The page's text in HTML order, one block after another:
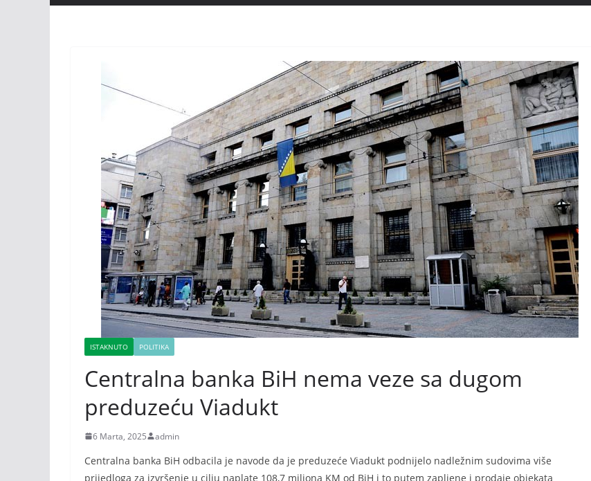
ISTAKNUTO POLITIKA
Centralna banka BiH nema veze sa dugom
preduzeću Viadukt
6 Marta, 2025 admin
Centralna banka BiH odbacila je navode da je preduzeće Viadukt podnijelo nadležnim sudovima više
prijedloga za izvršenje u cilju naplate 108,7 miliona KM od BiH i to putem zapljene i prodaje objekata